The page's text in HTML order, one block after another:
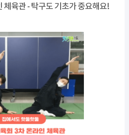
체육관 - 탁구도 기초가 중요해요!